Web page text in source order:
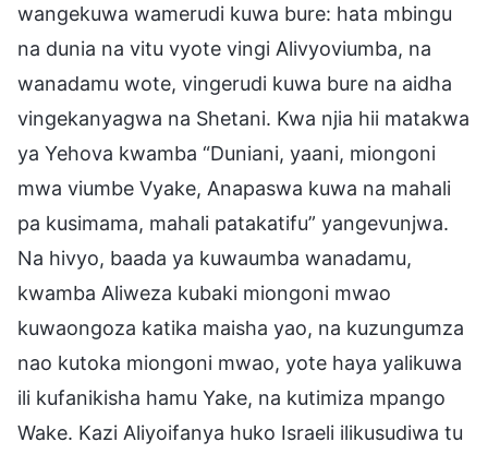
wangekuwa wamerudi kuwa bure: hata mbingu
na dunia na vitu vyote vingi Alivyoviumba, na
wanadamu wote, vingerudi kuwa bure na aidha
vingekanyagwa na Shetani. Kwa njia hii matakwa
ya Yehova kwamba “Duniani, yaani, miongoni
mwa viumbe Vyake, Anapaswa kuwa na mahali
pa kusimama, mahali patakatifu” yangevunjwa.
Na hivyo, baada ya kuwaumba wanadamu,
kwamba Aliweza kubaki miongoni mwao
kuwaongoza katika maisha yao, na kuzungumza
nao kutoka miongoni mwao, yote haya yalikuwa
ili kufanikisha hamu Yake, na kutimiza mpango
Wake. Kazi Aliyoifanya huko Israeli ilikusudiwa tu